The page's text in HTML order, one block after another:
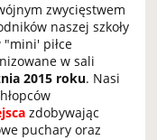
zwycięstwem
naszej szkoły
"mini' piłce
w sali
2015 roku. Nasi
zdobywając
puchary oraz